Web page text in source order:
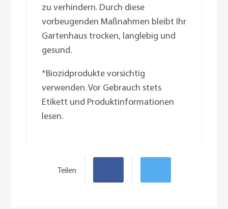
zu verhindern. Durch diese
vorbeugenden Maßnahmen bleibt Ihr
Gartenhaus trocken, langlebig und
gesund.
*Biozidprodukte vorsichtig
verwenden. Vor Gebrauch stets
Etikett und Produktinformationen
lesen.
Teilen